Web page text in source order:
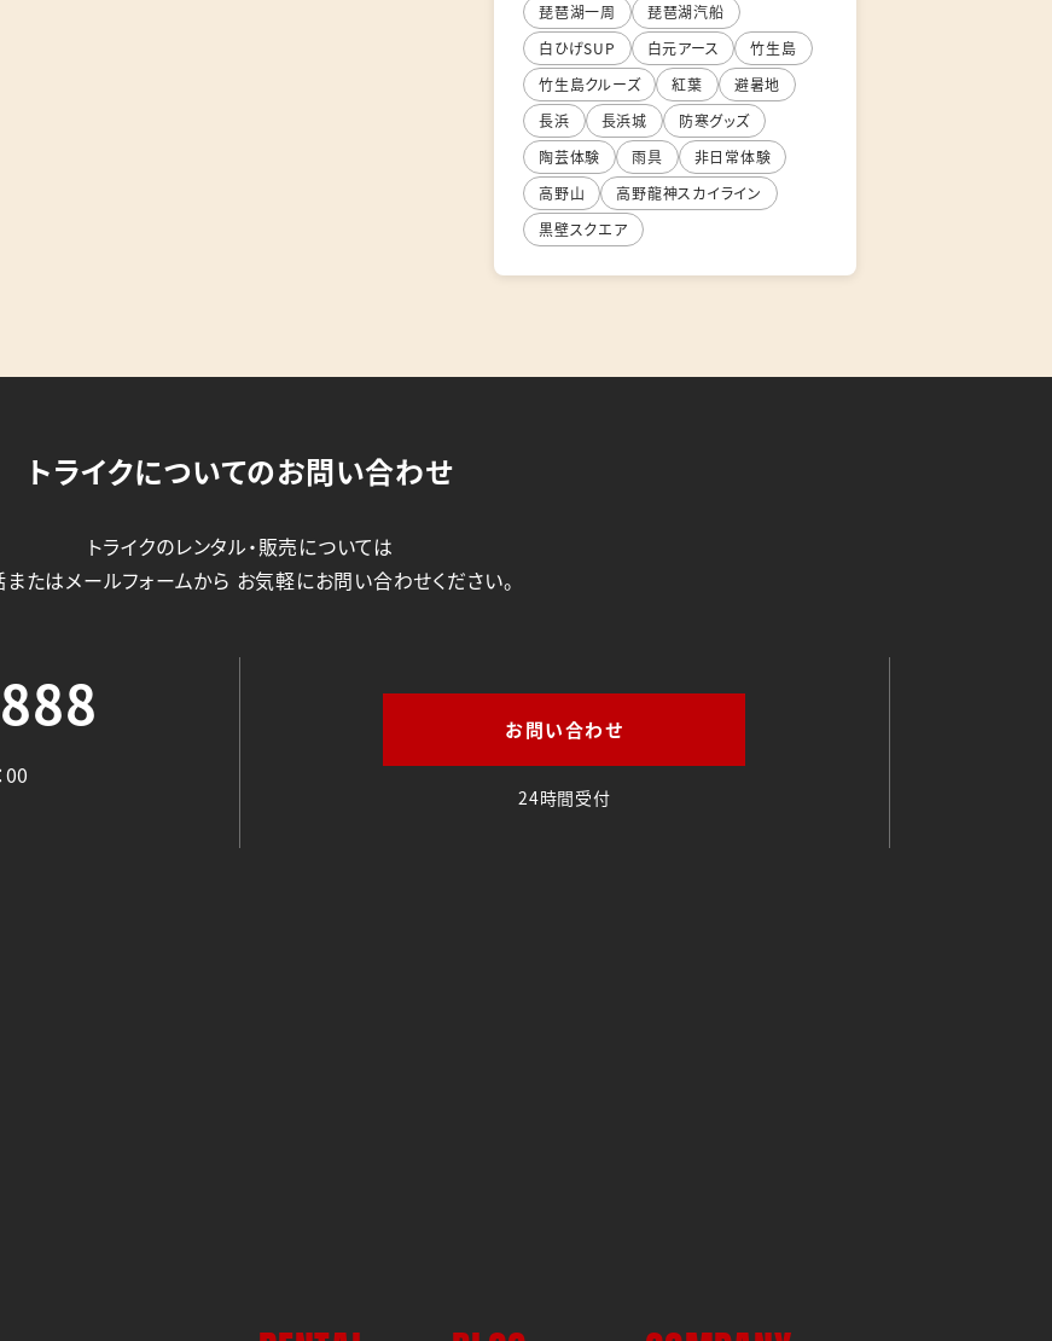
琵琶湖一周
琵琶湖汽船
白ひげSUP
白元アース
竹生島
竹生島クルーズ
紅葉
避暑地
長浜
長浜城
防寒グッズ
陶芸体験
雨具
非日常体験
高野山
高野龍神スカイライン
黒壁スクエア
トライクについてのお問い合わせ
トライクのレンタル・販売については
たはメールフォームから お気軽にお問い合わせください。
00
お問い合わせ
24時間受付